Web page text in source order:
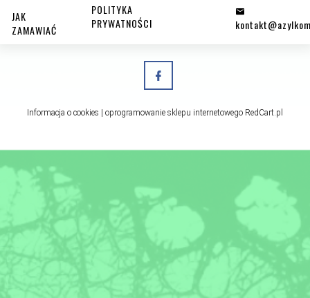
JAK
ZAMAWIAĆ
POLITYKA
PRYWATNOŚCI
Informacja o cookies | oprogramowanie sklepu internetowego RedCart.pl